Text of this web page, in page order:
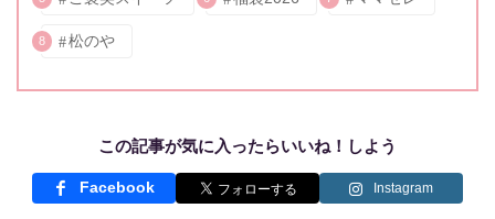
8 松のや
この記事が気に入ったらいいね！しよう
Facebook Instagram